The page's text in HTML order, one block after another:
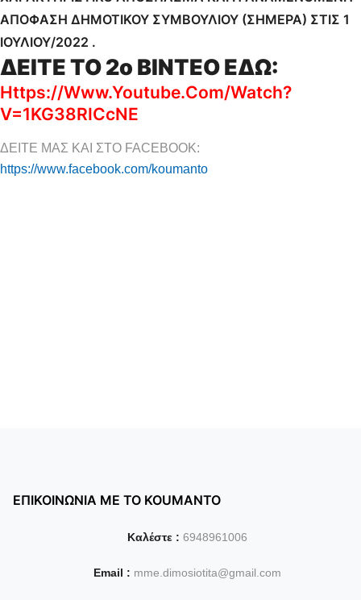
ΑΠΟΦΑΣΗ ΔΗΜΟΤΙΚΟΥ ΣΥΜΒΟΥΛΙΟΥ (ΣΗΜΕΡΑ) ΣΤΙΣ 1
ΙΟΥΛΙΟΥ/2022 .
ΔΕΙΤΕ ΤΟ 2ο ΒΙΝΤΕΟ ΕΔΩ:
Https://www.youtube.com/watch?
V=1KG38RICcNE
ΔΕΙΤΕ ΜΑΣ ΚΑΙ ΣΤΟ FACEBOOK:
https://www.facebook.com/koumanto
ΕΠΙΚΟΙΝΩΝΙΑ ΜΕ ΤΟ KOUMANTO
Καλέστε : 6948961006
Email : mme.dimosiotita@gmail.com